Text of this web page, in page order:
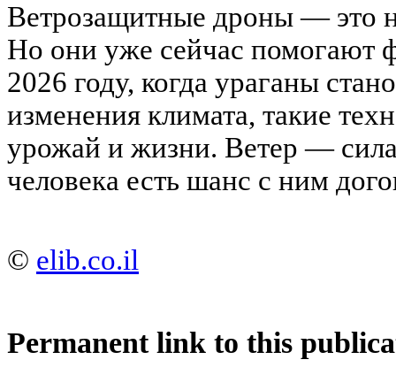
Ветрозащитные дроны — это
Но они уже сейчас помогают
2026 году, когда ураганы
изменения климата, такие
урожай и жизни. Ветер —
человека есть шанс с ним
© elib.co.il
Permanent link to this